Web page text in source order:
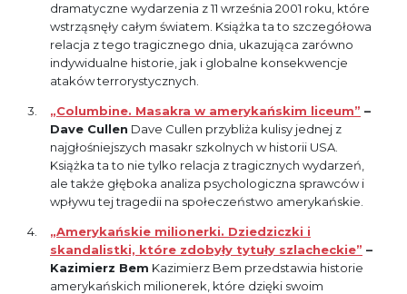
dramatyczne wydarzenia z 11 września 2001 roku, które
wstrząsnęły całym światem. Książka ta to szczegółowa
relacja z tego tragicznego dnia, ukazująca zarówno
indywidualne historie, jak i globalne konsekwencje
ataków terrorystycznych.
„Columbine. Masakra w amerykańskim liceum” –
Dave Cullen Dave Cullen przybliża kulisy jednej z
najgłośniejszych masakr szkolnych w historii USA.
Książka ta to nie tylko relacja z tragicznych wydarzeń,
ale także głęboka analiza psychologiczna sprawców i
wpływu tej tragedii na społeczeństwo amerykańskie.
„Amerykańskie milionerki. Dziedziczki i
skandalistki, które zdobyły tytuły szlacheckie” –
Kazimierz Bem Kazimierz Bem przedstawia historie
amerykańskich milionerek, które dzięki swoim